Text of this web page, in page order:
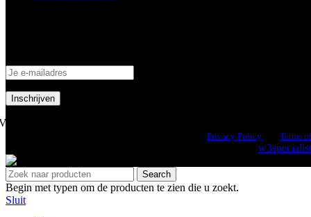
ons
Privacy Policy Terms
Search
Begin met typen om de producten te zien die u zoekt.
Sluit